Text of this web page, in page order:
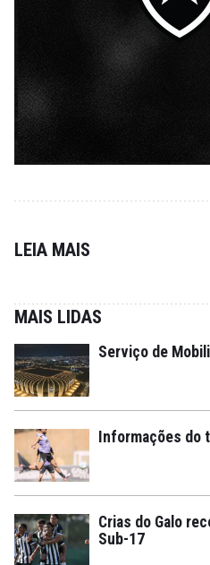
LEIA MAIS
MAIS LIDAS
Serviço de
Informações do
Crias do Galo
Sub-17